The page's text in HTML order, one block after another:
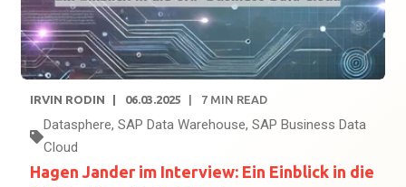
IRVIN RODIN 06.03.2025 7 MIN READ
Datasphere, SAP Data Warehouse, SAP Business Data
Cloud
Hagen Jander im Interview: Ein Einblick in die